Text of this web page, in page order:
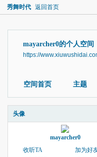
秀舞时代 返回首页
mayarcher0的个人空间
https://
空间首页 主题
头像
mayarcher0
收听TA
加为好